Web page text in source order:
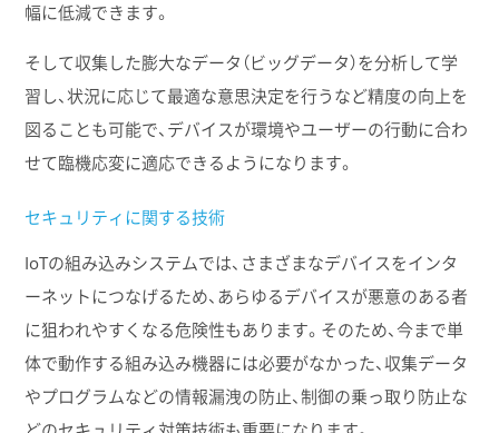
幅に低減できます。
そして収集した膨大なデータ（ビッグデータ）を分析して学
習し、状況に応じて最適な意思決定を行うなど精度の向上を
図ることも可能で、デバイスが環境やユーザーの行動に合わ
せて臨機応変に適応できるようになります。
セキュリティに関する技術
IoTの組み込みシステムでは、さまざまなデバイスをインタ
ーネットにつなげるため、あらゆるデバイスが悪意のある者
に狙われやすくなる危険性もあります。そのため、今まで単
体で動作する組み込み機器には必要がなかった、収集データ
やプログラムなどの情報漏洩の防止、制御の乗っ取り防止な